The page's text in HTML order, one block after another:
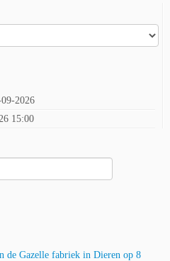
2026
15:00
de Gazelle fabriek in Dieren op 8